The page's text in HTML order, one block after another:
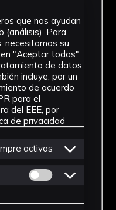
Ficha
que nos ayudan
(análisis). Para
necesitamos su
"Aceptar todas",
de datos
incluye, por un
de acuerdo
para el
del EEE, por
de privacidad
activas
Permitir cookies